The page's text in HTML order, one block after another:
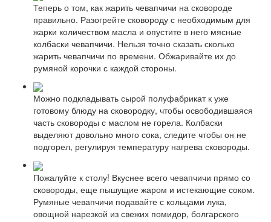
Теперь о том, как жарить чевапчичи на сковороде
правильно. Разогрейте сковороду с необходимым для
жарки количеством масла и опустите в него мясные
колбаски чевапчичи. Нельзя точно сказать сколько
жарить чевапчичи по времени. Обжаривайте их до
румяной корочки с каждой стороны.
Можно подкладывать сырой полуфабрикат к уже
готовому блюду на сковородку, чтобы освободившаяся
часть сковороды с маслом не горела. Колбаски
выделяют довольно много сока, следите чтобы он не
подгорел, регулируя температуру нагрева сковороды.
Пожалуйте к столу! Вкуснее всего чевапчичи прямо со
сковороды, еще пышущие жаром и истекающие соком.
Румяные чевапчичи подавайте с кольцами лука,
овощной нарезкой из свежих помидор, болгарского